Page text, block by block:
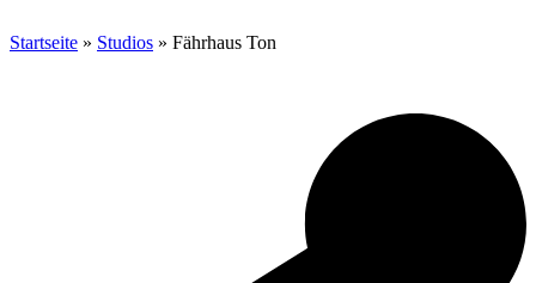
Startseite » Studios » Fährhaus Ton